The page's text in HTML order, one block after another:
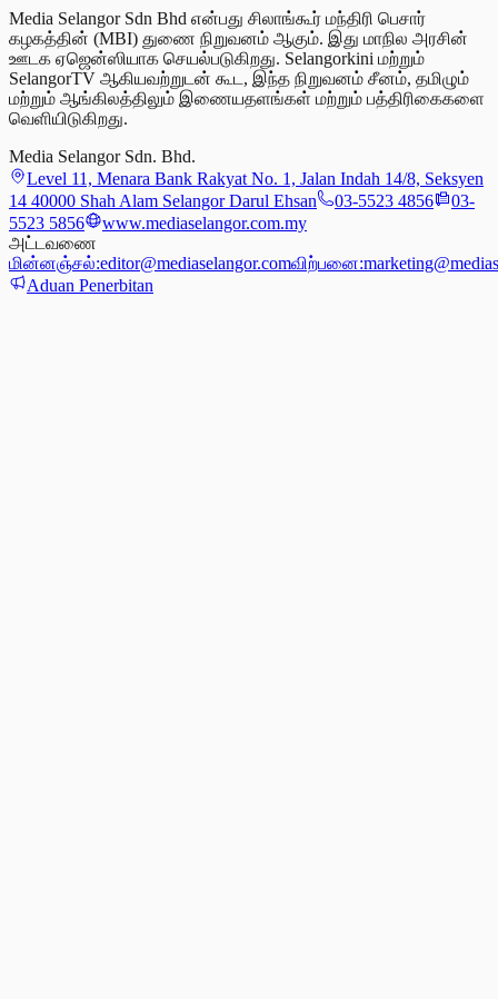
Media Selangor Sdn Bhd என்பது சிலாங்கூர் மந்திரி பெசார்
கழகத்தின் (MBI) துணை நிறுவனம் ஆகும். இது மாநில அரசின்
ஊடக ஏஜென்ஸியாக செயல்படுகிறது. Selangorkini மற்றும்
SelangorTV ஆகியவற்றுடன் கூட, இந்த நிறுவனம் சீனம், தமிழும்
மற்றும் ஆங்கிலத்திலும் இணையதளங்கள் மற்றும் பத்திரிகைகளை
வெளியிடுகிறது.
Media Selangor Sdn. Bhd.
Level 11, Menara Bank Rakyat No. 1, Jalan Indah 14/8, Seksyen
14 40000 Shah Alam Selangor Darul Ehsan
03-5523 4856
03-
5523 5856
www.mediaselangor.com.my
அட்டவணை
மின்னஞ்சல்:editor@mediaselangor.comவிற்பனை:
Aduan Penerbitan